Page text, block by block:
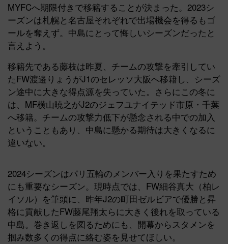
MYFCへ期限付きで移籍することが決まった。2023シ
ーズンは札幌と名古屋それぞれで出場機会を得るもゴ
ールを奪えず。中島にとって悔しいシーズンだったと
言えよう。
移籍先である藤枝は昨夏、チームの攻撃を牽引してい
たFW渡邉りょうがJ1のセレッソ大阪へ移籍し、シーズ
ン途中に大きな得点源を失っていた。さらにこの冬に
は、MF横山暁之がJ2のジェフユナイテッド市原・千葉
へ移籍。チームの攻撃力低下が懸念される中での加入
ということもあり、中島に懸かる期待は大きくなるに
違いない。
2024シーズンはパリ五輪のメンバー入りを果たすため
にも重要なシーズン。現時点では、FW細谷真大（柏レ
イソル）を筆頭に、昨年J2の町田ゼルビアで優勝と昇
格に貢献したFW藤尾翔太らに大きく後れを取っている
中島。巻き返しを図るためにも、開幕からスタメンを
掴み数多くの得点に絡む姿を見せてほしい。